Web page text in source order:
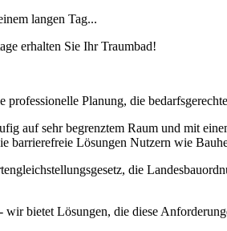
langen Tag...
erhalten Sie Ihr Traumbad!
Planung, die
auf sehr begrenztem Raum und mit
barrierefreie Lösungen Nutzern wie
die
bietet Lösungen, die diese